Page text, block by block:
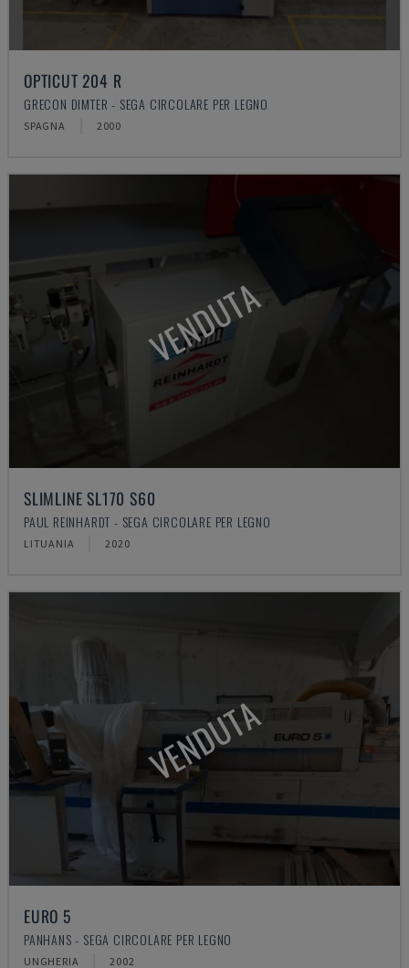
OPTICUT 204 R
GRECON DIMTER - SEGA CIRCOLARE PER LEGNO
SPAGNA 2000
VENDUTA
SLIMLINE SL170 S60
PAUL REINHARDT - SEGA CIRCOLARE PER LEGNO
LITUANIA 2020
VENDUTA
EURO 5
PANHANS - SEGA CIRCOLARE PER LEGNO
UNGHERIA 2002